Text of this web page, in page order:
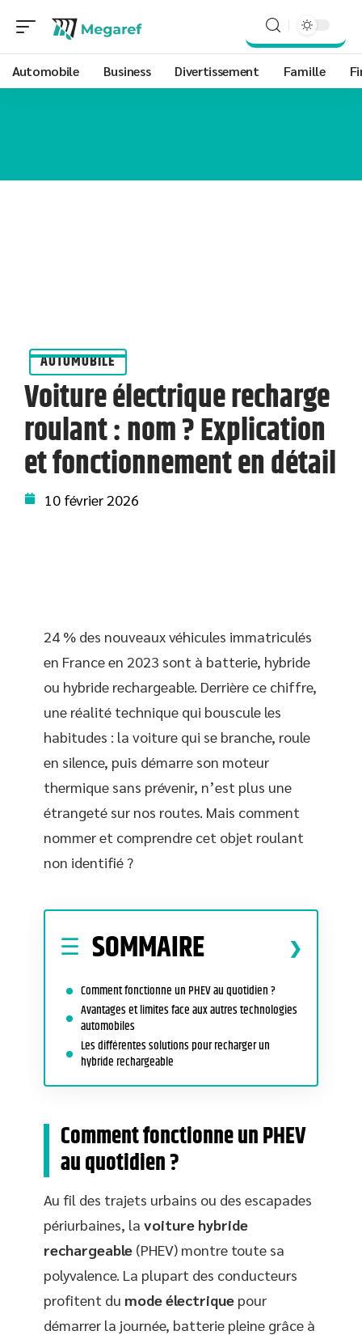
Automobile Business Divertissement Famille
AUTOMOBILE
Voiture électrique recharge
roulant : nom ? Explication
et fonctionnement en détail
10 février 2026
24 % des nouveaux véhicules immatriculés
en France en 2023 sont à batterie, hybride
ou hybride rechargeable. Derrière ce chiffre,
une réalité technique qui bouscule les
habitudes : la voiture qui se branche, roule
en silence, puis démarre son moteur
thermique sans prévenir, n’est plus une
étrangeté sur nos routes. Mais comment
nommer et comprendre cet objet roulant
non identifié ?
SOMMAIRE
Comment fonctionne un PHEV au quotidien ?
Avantages et limites face aux autres technologies
automobiles
Les différentes solutions pour recharger un
hybride rechargeable
Comment fonctionne un PHEV
au quotidien ?
Au fil des trajets urbains ou des escapades
périurbaines, la voiture hybride
rechargeable (PHEV) montre toute sa
polyvalence. La plupart des conducteurs
profitent du mode électrique pour
démarrer la journée, batterie pleine grâce à